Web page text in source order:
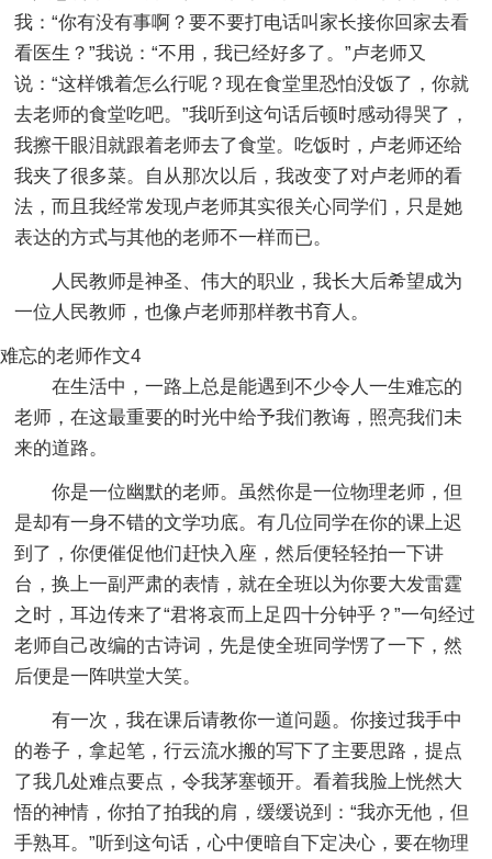
我：“你有没有事啊？要不要打电话叫家长接你回家去看
看医生？”我说：“不用，我已经好多了。”卢老师又
说：“这样饿着怎么行呢？现在食堂里恐怕没饭了，你就
去老师的食堂吃吧。”我听到这句话后顿时感动得哭了，
我擦干眼泪就跟着老师去了食堂。吃饭时，卢老师还给
我夹了很多菜。自从那次以后，我改变了对卢老师的看
法，而且我经常发现卢老师其实很关心同学们，只是她
表达的方式与其他的老师不一样而已。
人民教师是神圣、伟大的职业，我长大后希望成为
一位人民教师，也像卢老师那样教书育人。
难忘的老师作文4
在生活中，一路上总是能遇到不少令人一生难忘的
老师，在这最重要的时光中给予我们教诲，照亮我们未
来的道路。
你是一位幽默的老师。虽然你是一位物理老师，但
是却有一身不错的文学功底。有几位同学在你的课上迟
到了，你便催促他们赶快入座，然后便轻轻拍一下讲
台，换上一副严肃的表情，就在全班以为你要大发雷霆
之时，耳边传来了“君将哀而上足四十分钟乎？”一句经过
老师自己改编的古诗词，先是使全班同学愣了一下，然
后便是一阵哄堂大笑。
有一次，我在课后请教你一道问题。你接过我手中
的卷子，拿起笔，行云流水搬的写下了主要思路，提点
了我几处难点要点，令我茅塞顿开。看着我脸上恍然大
悟的神情，你拍了拍我的肩，缓缓说到：“我亦无他，但
手熟耳。”听到这句话，心中便暗自下定决心，要在物理